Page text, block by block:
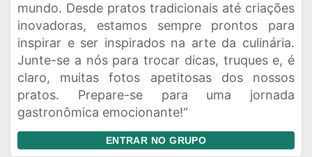
mundo. Desde pratos tradicionais até criações
inovadoras, estamos sempre prontos para
inspirar e ser inspirados na arte da culinária.
Junte-se a nós para trocar dicas, truques e, é
claro, muitas fotos apetitosas dos nossos
pratos. Prepare-se para uma jornada
gastronômica emocionante!“
ENTRAR NO GRUPO